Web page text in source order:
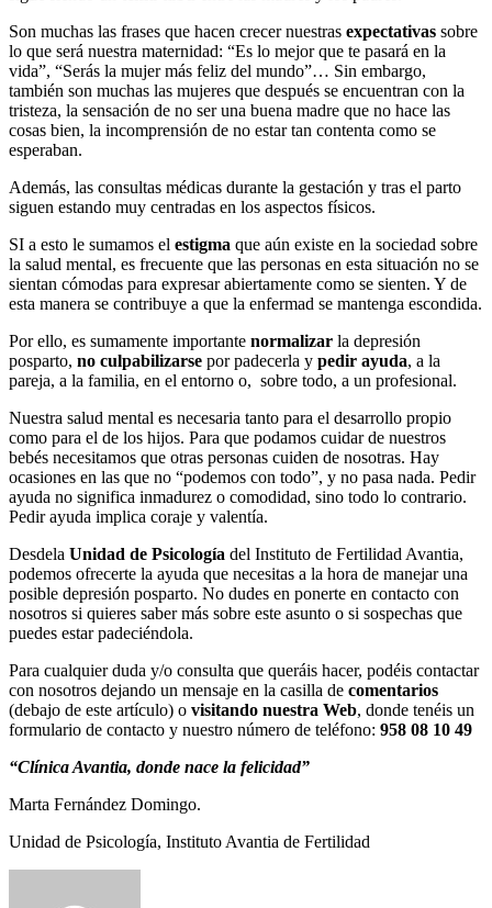
Son muchas las frases que hacen crecer nuestras expectativas sobre
lo que será nuestra maternidad: “Es lo mejor que te pasará en la
vida”, “Serás la mujer más feliz del mundo”… Sin embargo,
también son muchas las mujeres que después se encuentran con la
tristeza, la sensación de no ser una buena madre que no hace las
cosas bien, la incomprensión de no estar tan contenta como se
esperaban.
Además, las consultas médicas durante la gestación y tras el parto
siguen estando muy centradas en los aspectos físicos.
SI a esto le sumamos el estigma que aún existe en la sociedad sobre
la salud mental, es frecuente que las personas en esta situación no se
sientan cómodas para expresar abiertamente como se sienten. Y de
esta manera se contribuye a que la enfermad se mantenga escondida.
Por ello, es sumamente importante normalizar la depresión
posparto, no culpabilizarse por padecerla y pedir ayuda, a la
pareja, a la familia, en el entorno o, sobre todo, a un profesional.
Nuestra salud mental es necesaria tanto para el desarrollo propio
como para el de los hijos. Para que podamos cuidar de nuestros
bebés necesitamos que otras personas cuiden de nosotras. Hay
ocasiones en las que no “podemos con todo”, y no pasa nada. Pedir
ayuda no significa inmadurez o comodidad, sino todo lo contrario.
Pedir ayuda implica coraje y valentía.
Desdela Unidad de Psicología del Instituto de Fertilidad Avantia,
podemos ofrecerte la ayuda que necesitas a la hora de manejar una
posible depresión posparto. No dudes en ponerte en contacto con
nosotros si quieres saber más sobre este asunto o si sospechas que
puedes estar padeciéndola.
Para cualquier duda y/o consulta que queráis hacer, podéis contactar
con nosotros dejando un mensaje en la casilla de comentarios
(debajo de este artículo) o visitando nuestra Web, donde tenéis un
formulario de contacto y nuestro número de teléfono: 958 08 10 49
“Clínica Avantia, donde nace la felicidad”
Marta Fernández Domingo.
Unidad de Psicología, Instituto Avantia de Fertilidad